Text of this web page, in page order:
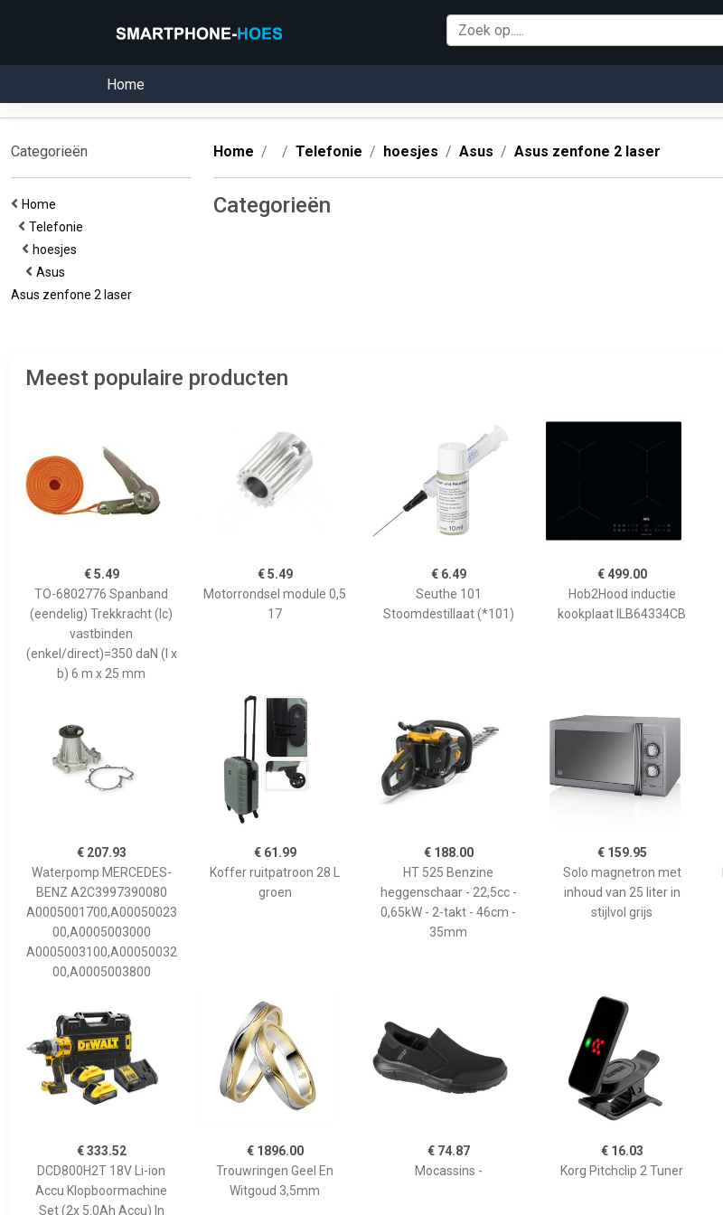
Home
Categorieën
Home
Telefonie
hoesjes
Asus
Asus zenfone 2 laser
Home Telefonie hoesjes Asus Asus zenfone 2 laser
Categorieën
Meest populaire producten
€ 5.49
TO-6802776 Spanband
(eendelig) Trekkracht (lc)
vastbinden
(enkel/direct)=350 daN (l x
b) 6 m x 25 mm
€ 5.49
Motorrondsel module 0,5
17
€ 6.49
Seuthe 101
Stoomdestillaat (*101)
€ 499.00
Hob2Hood inductie
kookplaat ILB64334CB
€ 207.93
Waterpomp MERCEDES-
BENZ A2C3997390080
A0005001700,A00050023
00,A0005003000
A0005003100,A00050032
00,A0005003800
€ 61.99
Koffer ruitpatroon 28 L
groen
€ 188.00
HT 525 Benzine
heggenschaar - 22,5cc -
0,65kW - 2-takt - 46cm -
35mm
€ 159.95
Solo magnetron met
inhoud van 25 liter in
stijlvol grijs
€ 333.52
DCD800H2T 18V Li-ion
Accu Klopboormachine
Set (2x 5.0Ah Accu) In
€ 1896.00
Trouwringen Geel En
Witgoud 3,5mm
€ 74.87
Mocassins -
€ 16.03
Korg Pitchclip 2 Tuner